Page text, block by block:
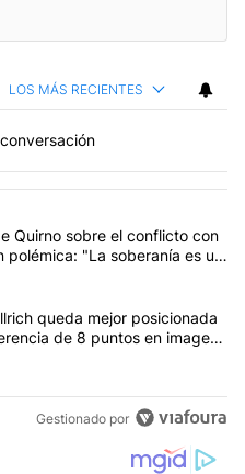
LOS MÁS RECIENTES
con más comentarios en los
"Las inconsistencias de
Quirno sobre el conflicto con
polémica: "La soberanía es un
"Encuesta: Patricia
queda mejor posicionada
de 8 puntos en imagen
Gestionado por